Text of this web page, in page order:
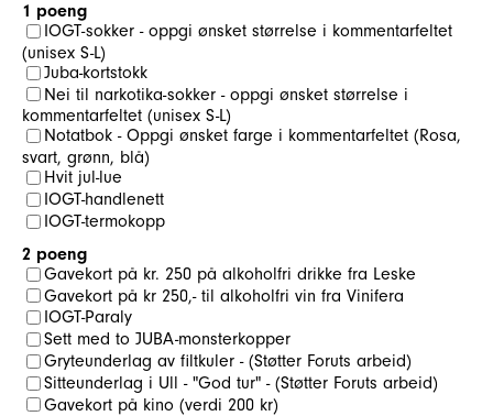
1 poeng
IOGT-sokker - oppgi ønsket størrelse i kommentarfeltet
(unisex S-L)
Juba-kortstokk
Nei til narkotika-sokker - oppgi ønsket størrelse i
kommentarfeltet (unisex S-L)
Notatbok - Oppgi ønsket farge i kommentarfeltet (Rosa,
svart, grønn, blå)
Hvit jul-lue
IOGT-handlenett
IOGT-termokopp
2 poeng
Gavekort på kr. 250 på alkoholfri drikke fra Leske
Gavekort på kr 250,- til alkoholfri vin fra Vinifera
IOGT-Paraly
Sett med to JUBA-monsterkopper
Gryteunderlag av filtkuler - (Støtter Foruts arbeid)
Sitteunderlag i Ull - "God tur" - (Støtter Foruts arbeid)
Gavekort på kino (verdi 200 kr)